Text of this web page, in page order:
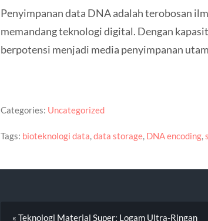
Penyimpanan data DNA adalah terobosan
memandang teknologi digital. Dengan
berpotensi menjadi media penyimpanan
Categories: Uncategorized
Tags: bioteknologi data,data storage, DNA encoding,
« Teknologi Material Super: Logam Ultra-Ringan